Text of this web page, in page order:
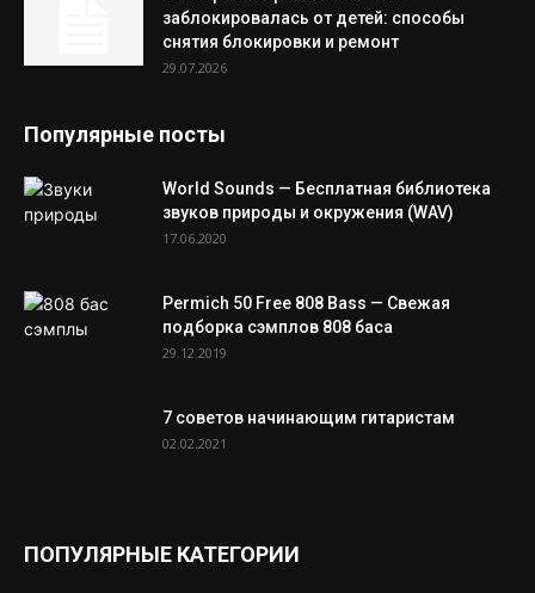
заблокировалась от детей: способы
снятия блокировки и ремонт
29.07.2026
Популярные посты
World Sounds — Бесплатная библиотека
звуков природы и окружения (WAV)
17.06.2020
Permich 50 Free 808 Bass — Свежая
подборка сэмплов 808 баса
29.12.2019
7 советов начинающим гитаристам
02.02.2021
ПОПУЛЯРНЫЕ КАТЕГОРИИ